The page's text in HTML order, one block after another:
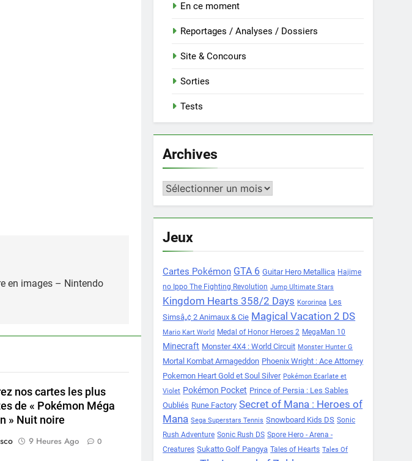
en images – Nintendo
nos cartes les plus
de « Pokémon Méga
» Nuit noire
9 Heures Ago 0
En ce moment
Reportages / Analyses / Dossiers
Site & Concours
Sorties
Tests
Archives
Archives
Jeux
Cartes Pokémon GTA 6 Guitar Hero Metallica Hajime
no Ippo The Fighting Revolution Jump Ultimate Stars
Kingdom Hearts 358/2 Days Kororinpa Les
Simsâ„¢ 2 Animaux & Cie Magical Vacation 2 DS
Mario Kart World Medal of Honor Heroes 2 MegaMan 10
Minecraft Monster 4X4 : World Circuit Monster Hunter G
Mortal Kombat Armageddon Phoenix Wright : Ace Attorney
Pokemon Heart Gold et Soul Silver Pokémon Ecarlate et
Violet Pokémon Pocket Prince of Persia : Les Sables
Oubliés Rune Factory Secret of Mana : Heroes of
Mana Sega Superstars Tennis Snowboard Kids DS Sonic
Rush Adventure Sonic Rush DS Spore Hero - Arena -
Creatures Sukatto Golf Pangya Tales of Hearts Tales Of